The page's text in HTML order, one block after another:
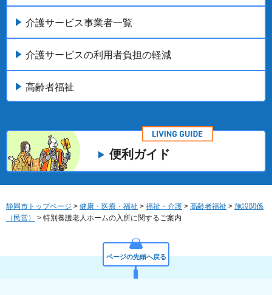
介護サービス事業者一覧
介護サービスの利用者負担の軽減
高齢者福祉
便利ガイド
静岡市トップページ > 健康・医療・福祉 > 福祉・介護 > 高齢者福祉 > 施設関係
（民営）
> 特別養護老人ホームの入所に関するご案内
ページの先頭へ戻る